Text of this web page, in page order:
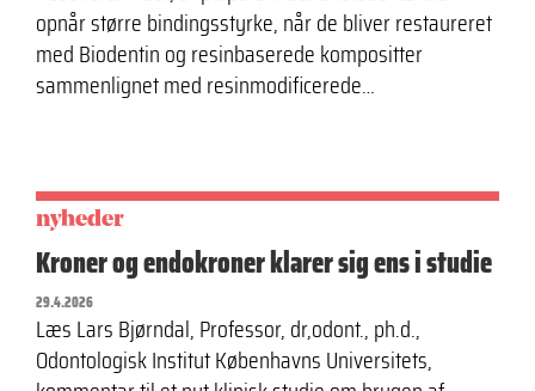
opnår større bindingsstyrke, når de bliver restaureret
med Biodentin og resinbaserede kompositter
sammenlignet med resinmodificerede…
nyheder
Kroner og endokroner klarer sig ens i studie
29.4.2026
Læs Lars Bjørndal, Professor, dr,odont., ph.d.,
Odontologisk Institut Københavns Universitets,